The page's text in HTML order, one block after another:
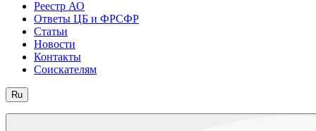
Реестр АО
Ответы ЦБ и ФРСФР
Статьи
Новости
Контакты
Соискателям
Ru